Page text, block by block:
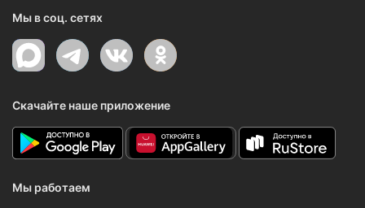
Мы в соц. сетях
Скачайте наше приложение
Мы работаем